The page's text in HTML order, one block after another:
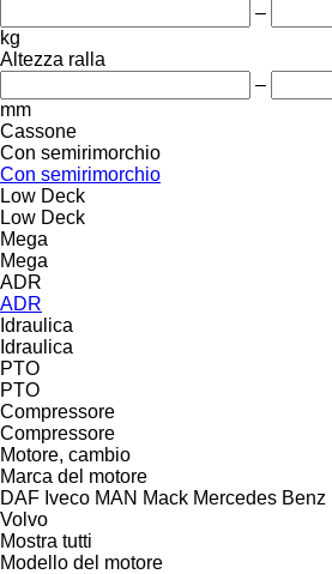
–
kg
Altezza ralla
–
mm
Cassone
Con semirimorchio
Con semirimorchio
Low Deck
Low Deck
Mega
Mega
ADR
ADR
Idraulica
Idraulica
PTO
PTO
Compressore
Compressore
Motore, cambio
Marca del motore
DAF Iveco MAN Mack Mercedes Benz
Volvo
Mostra tutti
Modello del motore